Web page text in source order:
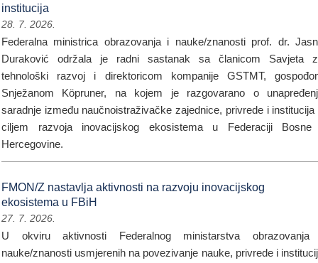
institucija
28. 7. 2026.
Federalna ministrica obrazovanja i nauke/znanosti prof. dr.
Duraković održala je radni sastanak sa članicom Savjeta
tehnološki razvoj i direktoricom kompanije GSTMT,
Snježanom Köpruner, na kojem je razgovarano o
saradnje između naučnoistraživačke zajednice, privrede i institucija
ciljem razvoja inovacijskog ekosistema u Federaciji
Hercegovine.
FMON/Z nastavlja aktivnosti na razvoju inovacijskog
ekosistema u FBiH
27. 7. 2026.
U okviru aktivnosti Federalnog ministarstva
nauke/znanosti usmjerenih na povezivanje nauke, privrede i